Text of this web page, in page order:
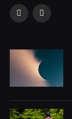
FacebookYouTube